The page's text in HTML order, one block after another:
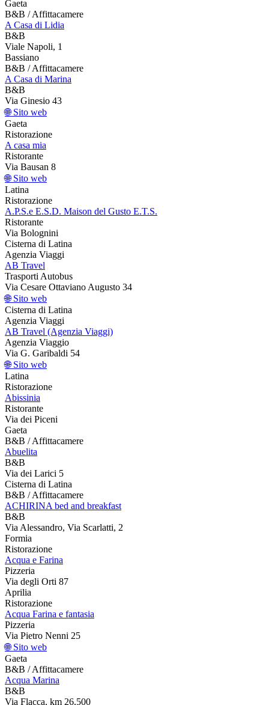
Gaeta
B&B / Affittacamere
A Casa di Lidia
B&B
Viale Napoli, 1
Bassiano
B&B / Affittacamere
A Casa di Marina
B&B
Via Ginesio 43
🌐 Sito web
Gaeta
Ristorazione
A casa mia
Ristorante
Via Bausan 8
🌐 Sito web
Latina
Ristorazione
A.P.S.e E.S.D. Maison del Gusto E.T.S.
Ristorante
Via Bolognini
Cisterna di Latina
Agenzia Viaggi
AB Travel
Trasporti Autobus
Via Cesare Ottaviano Augusto 34
🌐 Sito web
Cisterna di Latina
Agenzia Viaggi
AB Travel (Agenzia Viaggi)
Agenzia Viaggio
Via G. Garibaldi 54
🌐 Sito web
Latina
Ristorazione
Abissinia
Ristorante
Via dei Piceni
Gaeta
B&B / Affittacamere
Abuelita
B&B
Via dei Larici 5
Cisterna di Latina
B&B / Affittacamere
ACHIRINA bed and breakfast
B&B
Via Alessandro, Via Scarlatti, 2
Formia
Ristorazione
Acqua e Farina
Pizzeria
Via degli Orti 87
Aprilia
Ristorazione
Acqua Farina e fantasia
Pizzeria
Via Pietro Nenni 25
🌐 Sito web
Gaeta
B&B / Affittacamere
Acqua Marina
B&B
Via Flacca, km 26,500